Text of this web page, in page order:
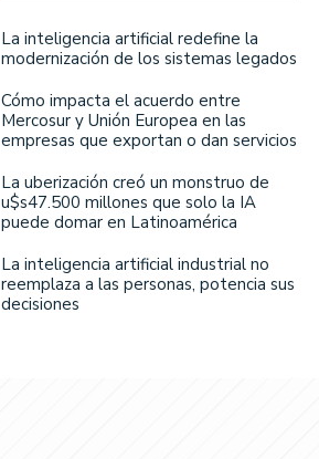
La inteligencia artificial redefine la
modernización de los sistemas legados
Cómo impacta el acuerdo entre
Mercosur y Unión Europea en las
empresas que exportan o dan servicios
La uberización creó un monstruo de
u$s47.500 millones que solo la IA
puede domar en Latinoamérica
La inteligencia artificial industrial no
reemplaza a las personas, potencia sus
decisiones